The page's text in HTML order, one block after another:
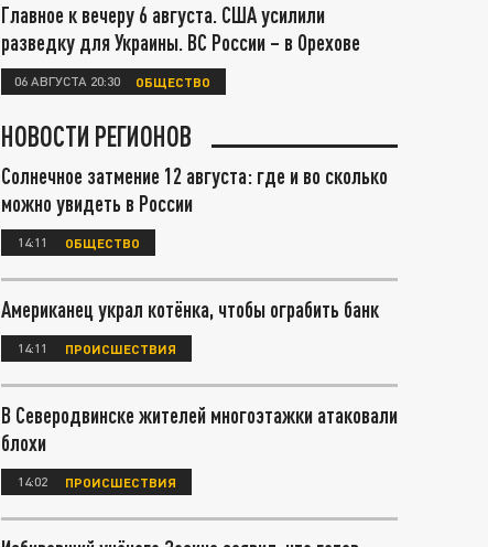
Главное к вечеру 6 августа. США усилили
разведку для Украины. ВС России – в Орехове
06 АВГУСТА 20:30 ОБЩЕСТВО
НОВОСТИ РЕГИОНОВ
Солнечное затмение 12 августа: где и во сколько
можно увидеть в России
14:11 ОБЩЕСТВО
Американец украл котёнка, чтобы ограбить банк
14:11 ПРОИСШЕСТВИЯ
В Северодвинске жителей многоэтажки атаковали
блохи
14:02 ПРОИСШЕСТВИЯ